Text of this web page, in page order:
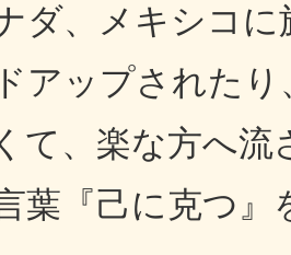
ダ、メキシコ
アップされた
て、楽な方へ
葉『己に克つ